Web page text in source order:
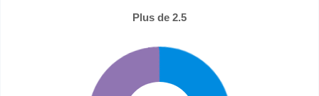
Plus de 2.5